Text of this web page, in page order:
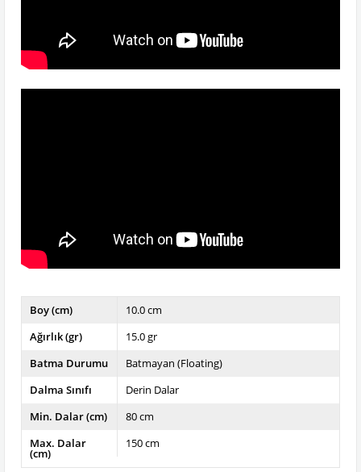
Boy (cm)
10.0 cm
Ağırlık (gr)
15.0 gr
Batma Durumu
Batmayan (Floating)
Dalma Sınıfı
Derin Dalar
Min. Dalar (cm)
80 cm
Max. Dalar
(cm)
150 cm